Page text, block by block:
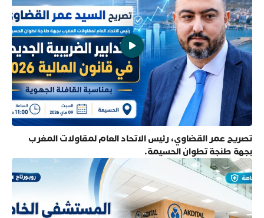
تصريح عمر القضاوي، رئيس الاتحاد العام لمقاولات المغرب
بجهة طنجة تطوان الحسيمة.